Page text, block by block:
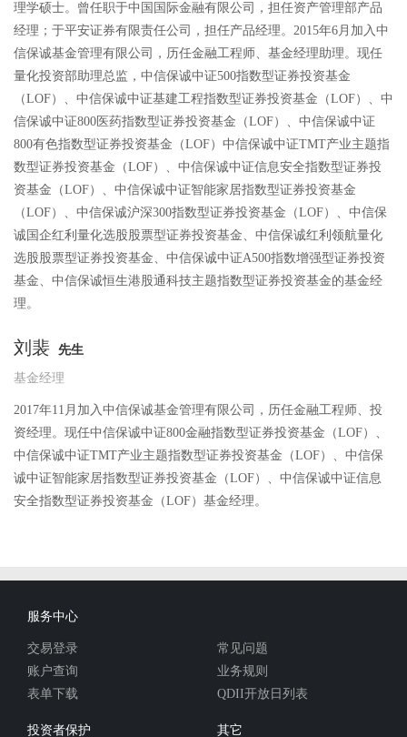
理学硕士。曾任职于中国国际金融有限公司，担任资产管理部产品
经理；于平安证券有限责任公司，担任产品经理。2015年6月加入中
信保诚基金管理有限公司，历任金融工程师、基金经理助理。现任
量化投资部助理总监，中信保诚中证500指数型证券投资基金
（LOF）、中信保诚中证基建工程指数型证券投资基金（LOF）、中
信保诚中证800医药指数型证券投资基金（LOF）、中信保诚中证
800有色指数型证券投资基金（LOF）中信保诚中证TMT产业主题指
数型证券投资基金（LOF）、中信保诚中证信息安全指数型证券投
资基金（LOF）、中信保诚中证智能家居指数型证券投资基金
（LOF）、中信保诚沪深300指数型证券投资基金（LOF）、中信保
诚国企红利量化选股股票型证券投资基金、中信保诚红利领航量化
选股股票型证券投资基金、中信保诚中证A500指数增强型证券投资
基金、中信保诚恒生港股通科技主题指数型证券投资基金的基金经
理。
刘裴 先生
基金经理
2017年11月加入中信保诚基金管理有限公司，历任金融工程师、投
资经理。现任中信保诚中证800金融指数型证券投资基金（LOF）、
中信保诚中证TMT产业主题指数型证券投资基金（LOF）、中信保
诚中证智能家居指数型证券投资基金（LOF）、中信保诚中证信息
安全指数型证券投资基金（LOF）基金经理。
服务中心
交易登录
账户查询
表单下载
常见问题
业务规则
QDII开放日列表
投资者保护 其它